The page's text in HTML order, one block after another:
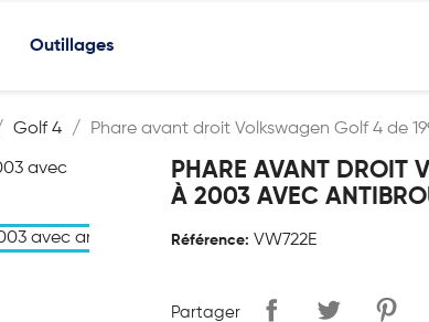
Outillages
Golf 4 Phare avant droit Volkswagen Golf 4 de
PHARE AVANT DROIT
À 2003 AVEC
Référence: VW722E
Partager